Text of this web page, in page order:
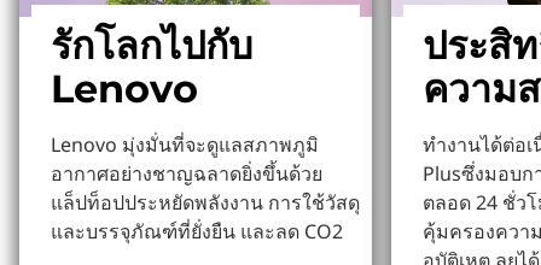
รักโลกไปกับ
Lenovo
Lenovo มุ่งมั่นที่จะดูแลสภาพภูมิ
อากาศอย่างชาญฉลาดยิ่งขึ้นด้วย
แล็ปท็อปประหยัดพลังงาน การใช้วัสดุ
และบรรจุภัณฑ์ที่ยั่งยืน และลด CO2
ประสิ
ความ
ทำงานได้ต่อ
Plusซึ่งมอบ
ตลอด 24 ชั่ว
คุ้มครองควา